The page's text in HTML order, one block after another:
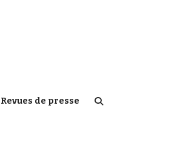
Revues de presse